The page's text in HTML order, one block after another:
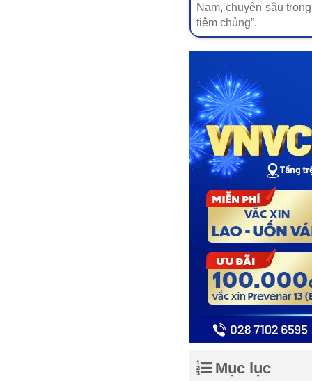
Nam, chuyên sâu
tiêm chủng”.
Mục lục